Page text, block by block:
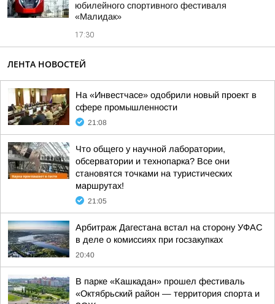
юбилейного спортивного фестиваля
«Малидак»
17:30
ЛЕНТА НОВОСТЕЙ
На «Инвестчасе» одобрили новый проект в
сфере промышленности
21:08
Что общего у научной лаборатории,
обсерватории и технопарка? Все они
становятся точками на туристических
маршрутах!
21:05
Арбитраж Дагестана встал на сторону УФАС
в деле о комиссиях при госзакупках
20:40
В парке «Кашкадан» прошел фестиваль
«Октябрьский район — территория спорта и